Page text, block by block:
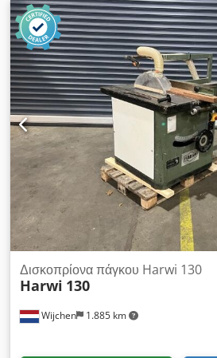
Wijchen 1.885 km
Δισκοπρίονα πάγκου Harwi 130
Harwi 130